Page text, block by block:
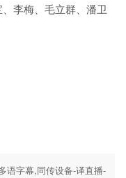
李梅、毛立群、潘卫
语字幕,同传设备-译直播-